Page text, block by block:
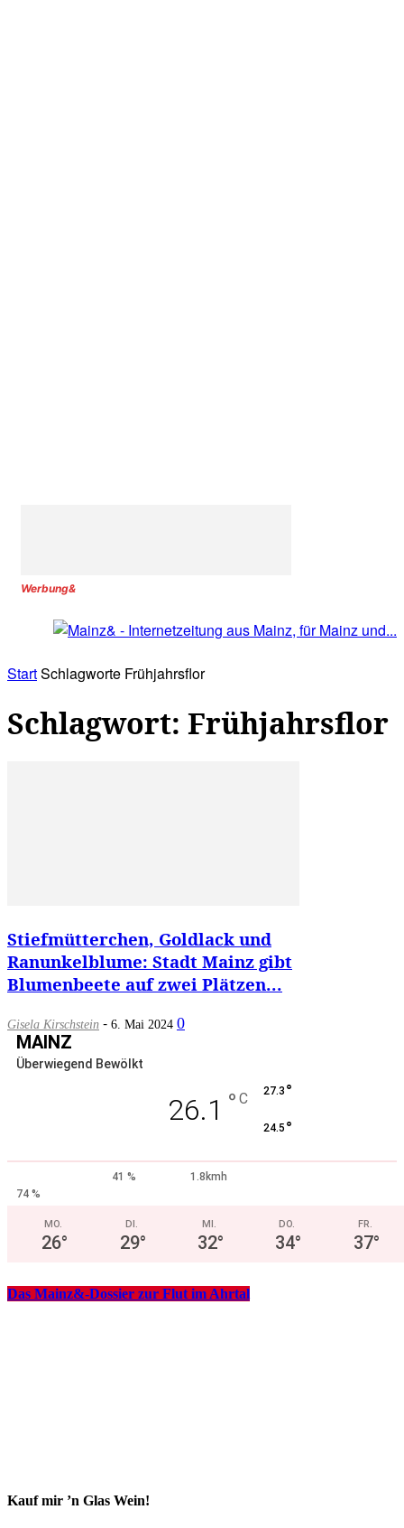
Werbung&
StartSchlagworte Frühjahrsflor
Schlagwort: Frühjahrsflor
Stiefmütterchen, Goldlack und
Ranunkelblume: Stadt Mainz gibt
Blumenbeete auf zwei Plätzen...
Gisela Kirschstein - 6. Mai 2024 0
MAINZ
Überwiegend Bewölkt
26.1 ° C 27.3 °
24.5 °
41 %
1.8kmh
74 %
MO.
26°
DI.
29°
MI.
32°
DO.
34°
FR.
37°
Das Mainz&-Dossier zur Flut im Ahrtal
Kauf mir ’n Glas Wein!